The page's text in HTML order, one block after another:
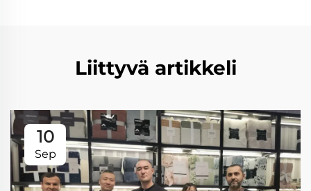
Liittyvä artikkeli
10
Sep